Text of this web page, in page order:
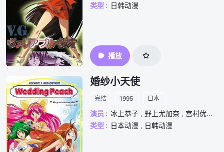
类型 : 日韩动漫
播放
婚纱小天使
完结 1995 日本
演员 : 冰上恭子 , 野上尤加奈 , 宫村优子
类型 : 日本动漫 , 日韩动漫